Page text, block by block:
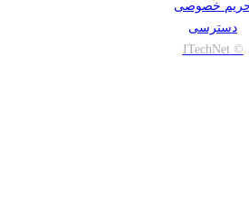
خصوصی
دسترسی
© ITechNet